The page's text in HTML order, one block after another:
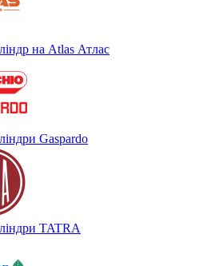
на Atlas Атлас
Gaspardo
TATRA